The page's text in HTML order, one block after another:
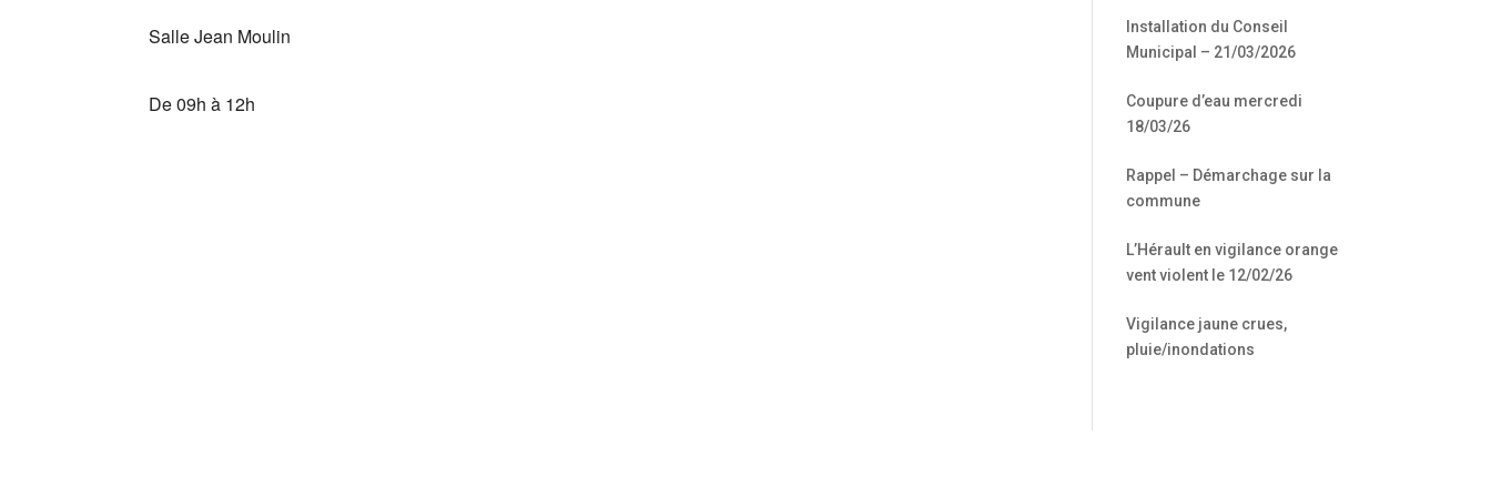
Salle Jean Moulin
De 09h à 12h
Installation du Conseil
Municipal – 21/03/2026
Coupure d’eau mercredi
18/03/26
Rappel – Démarchage sur la
commune
L’Hérault en vigilance orange
vent violent le 12/02/26
Vigilance jaune crues,
pluie/inondations